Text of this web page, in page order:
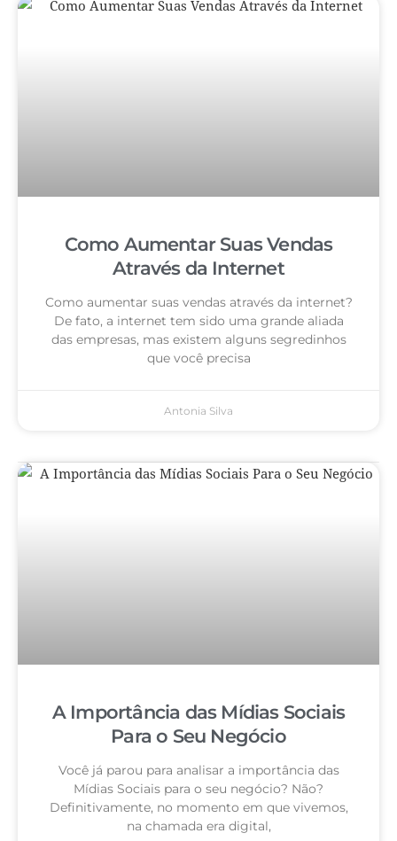
Como Aumentar Suas Vendas
Através da Internet
Como aumentar suas vendas através da internet?
De fato, a internet tem sido uma grande aliada
das empresas, mas existem alguns segredinhos
que você precisa
Antonia Silva
A Importância das Mídias Sociais
Para o Seu Negócio
Você já parou para analisar a importância das
Mídias Sociais para o seu negócio? Não?
Definitivamente, no momento em que vivemos,
na chamada era digital,